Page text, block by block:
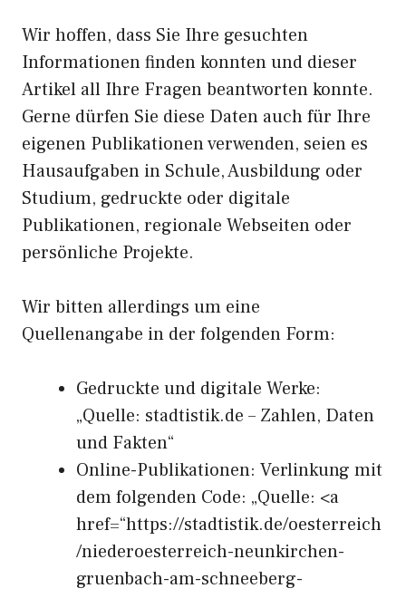
Wir hoffen, dass Sie Ihre gesuchten
Informationen finden konnten und dieser
Artikel all Ihre Fragen beantworten konnte.
Gerne dürfen Sie diese Daten auch für Ihre
eigenen Publikationen verwenden, seien es
Hausaufgaben in Schule, Ausbildung oder
Studium, gedruckte oder digitale
Publikationen, regionale Webseiten oder
persönliche Projekte.
Wir bitten allerdings um eine
Quellenangabe in der folgenden Form:
Gedruckte und digitale Werke:
„Quelle: stadtistik.de – Zahlen, Daten
und Fakten“
Online-Publikationen: Verlinkung mit
dem folgenden Code: „Quelle: <a
href=“https://stadtistik.de/oesterreich
/niederoesterreich-neunkirchen-
gruenbach-am-schneeberg-